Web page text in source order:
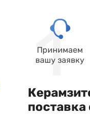
Принимаем
вашу заявку
поставка